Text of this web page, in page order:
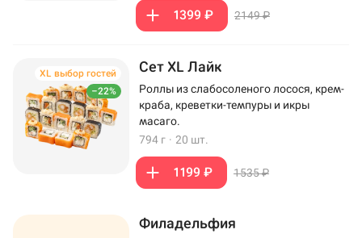
1399 ₽ 2149 ₽
–22%
XL выбор гостей Сет XL Лайк
Роллы из слабосоленого лосося, крем-
краба, креветки-темпуры и икры
масаго.
794 г · 20 шт.
1199 ₽ 1535 ₽
Филадельфия